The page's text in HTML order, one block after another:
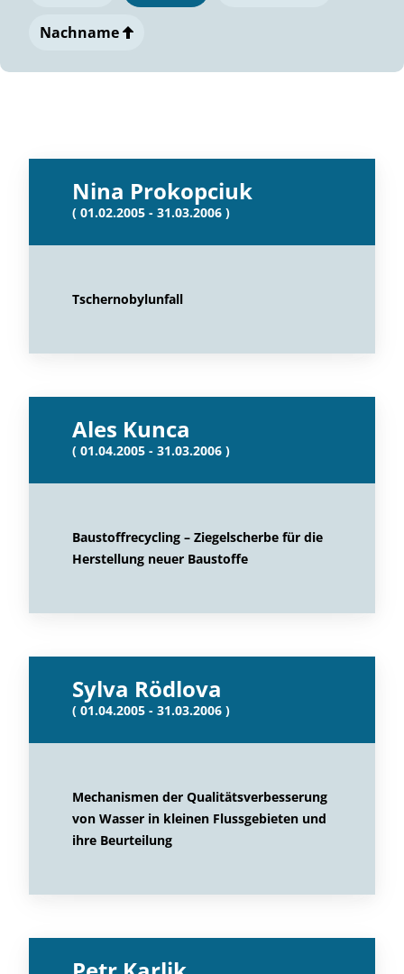
Nachname
Nina Prokopciuk
( 01.02.2005 - 31.03.2006 )
Tschernobylunfall
Ales Kunca
( 01.04.2005 - 31.03.2006 )
Baustoffrecycling – Ziegelscherbe für die
Herstellung neuer Baustoffe
Sylva Rödlova
( 01.04.2005 - 31.03.2006 )
Mechanismen der Qualitätsverbesserung
von Wasser in kleinen Flussgebieten und
ihre Beurteilung